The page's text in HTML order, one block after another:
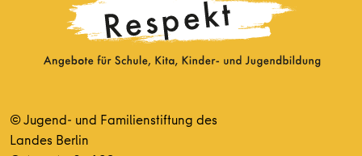
© Jugend- und Familienstiftung des
Landes Berlin